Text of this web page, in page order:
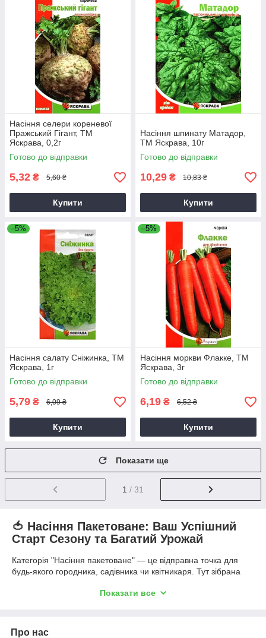
Насіння селери кореневої
Пражський Гігант, ТМ
Яскрава, 0,2г
Готово до відправки
5,32 ₴ 5,60 ₴
Купити
Насіння шпинату Матадор,
ТМ Яскрава, 10г
Готово до відправки
10,29 ₴ 10,83 ₴
Купити
–5%
Насіння салату Сніжинка, ТМ
Яскрава, 1г
Готово до відправки
5,79 ₴ 6,09 ₴
Купити
–5%
Насіння моркви Флакке, ТМ
Яскрава, 3г
Готово до відправки
6,19 ₴ 6,52 ₴
Купити
Показати ще
1 / 31
🍅 Насіння Пакетоване: Ваш Успішний
Старт Сезону та Багатий Урожай
Категорія "Насіння пакетоване" — це відправна точка для
будь-якого городника, садівника чи квітникаря. Тут зібрана
включаючи перевірені часом сорти та новітні гібриди (F1), які
зручній, інформативній, пакетованій формі, що полегшує
Показати все
Про нас